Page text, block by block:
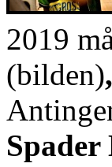
2019
(bilden),
Spader